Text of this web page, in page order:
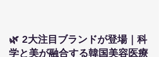
🌿 2大注目ブランドが登場｜科
学と美が融合する韓国美容医療